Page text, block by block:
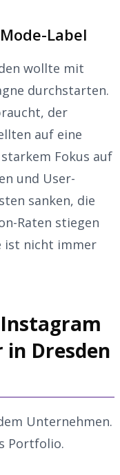
Label
wollte mit
durchstarten.
der
auf eine
Fokus auf
und User-
sanken, die
Raten stiegen
ist nicht immer
in Dresden
Unternehmen.
Portfolio.